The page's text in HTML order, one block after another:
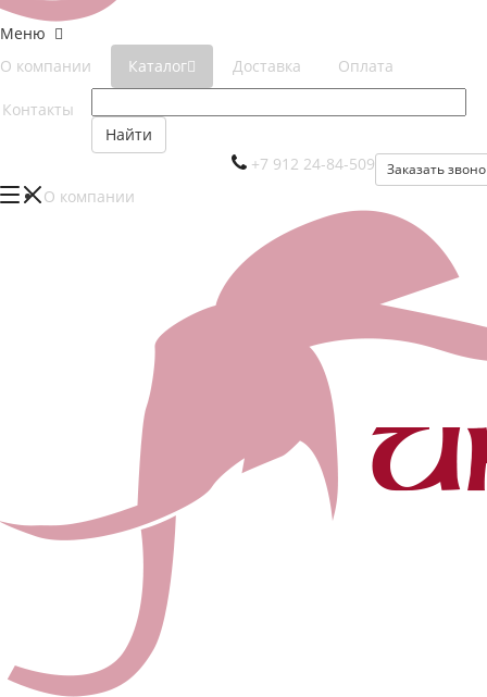
Меню
О компании
Каталог Доставка Оплата
Контакты
Найти
Заказать
+7 912 24-84-509
О компании